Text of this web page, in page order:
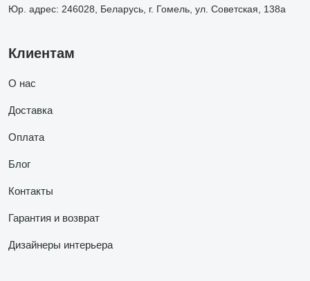
Юр. адрес: 246028, Беларусь, г. Гомель, ул. Советская, 138а
Клиентам
О нас
Доставка
Оплата
Блог
Контакты
Гарантия и возврат
Дизайнеры интерьера